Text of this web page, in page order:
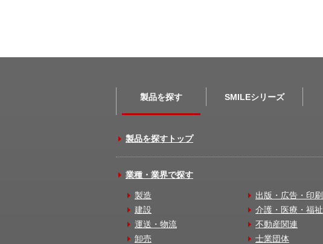
製品を探す SMILEシリーズ
製品を探すトップ
業種・業界で探す
製造
建設
運送・物流
卸売
出版・広告・印刷
介護・医療・福祉
不動産関連
士業団体